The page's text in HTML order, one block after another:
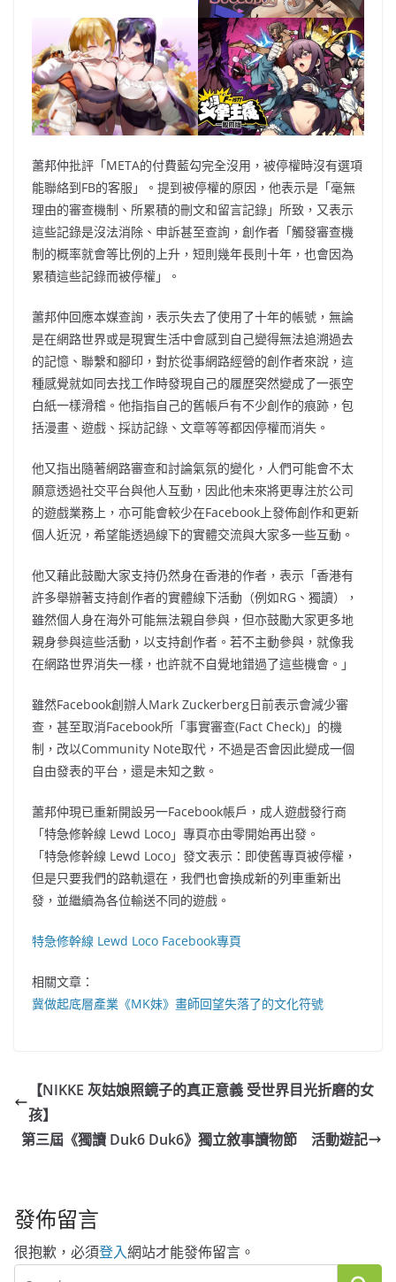
蕭邦仲批評「META的付費藍勾完全沒用，被停權時沒有選項
能聯絡到FB的客服」。提到被停權的原因，他表示是「毫無
理由的審查機制、所累積的刪文和留言記錄」所致，又表示
這些記錄是沒法消除、申訴甚至查詢，創作者「觸發審查機
制的概率就會等比例的上升，短則幾年長則十年，也會因為
累積這些記錄而被停權」。
蕭邦仲回應本媒查詢，表示失去了使用了十年的帳號，無論
是在網路世界或是現實生活中會感到自己變得無法追溯過去
的記憶、聯繫和腳印，對於從事網路經營的創作者來說，這
種感覺就如同去找工作時發現自己的履歷突然變成了一張空
白紙一樣滑稽。他指指自己的舊帳戶有不少創作的痕跡，包
括漫畫、遊戲、採訪記錄、文章等等都因停權而消失。
他又指出隨著網路審查和討論氣氛的變化，人們可能會不太
願意透過社交平台與他人互動，因此他未來將更專注於公司
的遊戲業務上，亦可能會較少在Facebook上發佈創作和更新
個人近況，希望能透過線下的實體交流與大家多一些互動。
他又藉此鼓勵大家支持仍然身在香港的作者，表示「香港有
許多舉辦著支持創作者的實體線下活動（例如RG、獨讀），
雖然個人身在海外可能無法親自參與，但亦鼓勵大家更多地
親身參與這些活動，以支持創作者。若不主動參與，就像我
在網路世界消失一樣，也許就不自覺地錯過了這些機會。」
雖然Facebook創辦人Mark Zuckerberg日前表示會減少審
查，甚至取消Facebook所「事實審查(Fact Check)」的機
制，改以Community Note取代，不過是否會因此變成一個
自由發表的平台，還是未知之數。
蕭邦仲現已重新開設另一Facebook帳戶，成人遊戲發行商
「特急修幹線 Lewd Loco」專頁亦由零開始再出發。
「特急修幹線 Lewd Loco」發文表示：即使舊專頁被停權，
但是只要我們的路軌還在，我們也會換成新的列車重新出
發，並繼續為各位輸送不同的遊戲。
特急修幹線 Lewd Loco Facebook專頁
相關文章：
冀做起底層產業《MK妹》畫師回望失落了的文化符號
【NIKKE 灰姑娘照鏡子的真正意義 受世界目光折磨的女
孩】
第三屆《獨讀 Duk6 Duk6》獨立敘事讀物節 活動遊記
發佈留言
很抱歉，必須登入網站才能發佈留言。